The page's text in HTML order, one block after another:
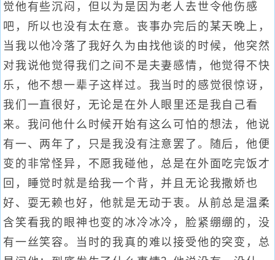
觉他有些沉闷，但以为是因为老人去世令他伤感
吧，所以也没有太在意。丧事办完后的某天晚上，
当我以他冷落了我好久为由找他谈的时候，他突然
对我说他觉得我们之间不是夫妻感情，他觉得不快
乐，他不想一辈子这样过。我当时的感觉很惊讶，
我们一直很好，无论是在外人眼里还是我自己看
来。我问他什么时候开始有这么可怕的想法，他说
有一、两年了，只是我没有注意罢了。随后，他便
变的非常怪异，不愿我碰他，总是在外面吃完饭才
回，睡觉时就是给我一个背，并且无论我撒娇也
好、耍无赖也好，他就是无动于衷。从前总是温柔
含笑看我的眼神也变的冰冷冰冷，脸紧绷绷的，没
有一丝笑容。当时的我真的难以接受他的突变，总